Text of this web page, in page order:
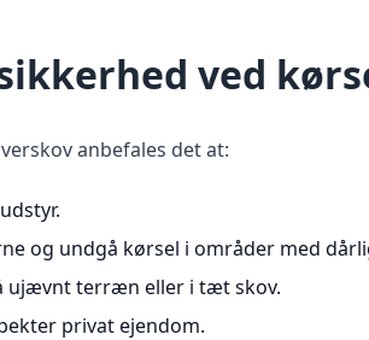
ved
anbefales det at:
og undgå kørsel i områder med
ujævnt terræn eller i tæt skov.
privat ejendom.